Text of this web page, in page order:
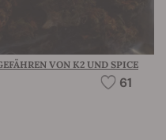
VON K2 UND SPICE
61